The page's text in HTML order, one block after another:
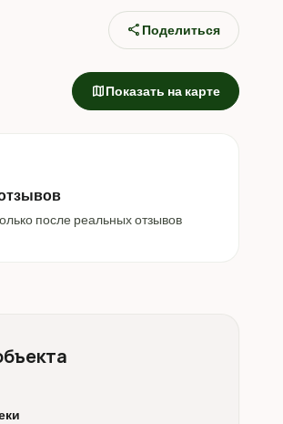
share Поделиться
mapПоказать на карте
после реальных отзывов